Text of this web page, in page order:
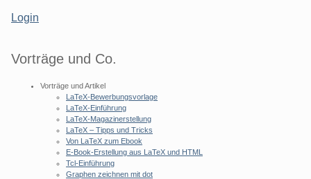
Login
Vorträge und Co.
Vorträge und Artikel
LaTeX-Bewerbungsvorlage
LaTeX-Einführung
LaTeX-Magazinerstellung
LaTeX – Tipps und Tricks
Von LaTeX zum Ebook
E-Book-Erstellung aus LaTeX und HTML
Tcl-Einführung
Graphen zeichnen mit dot